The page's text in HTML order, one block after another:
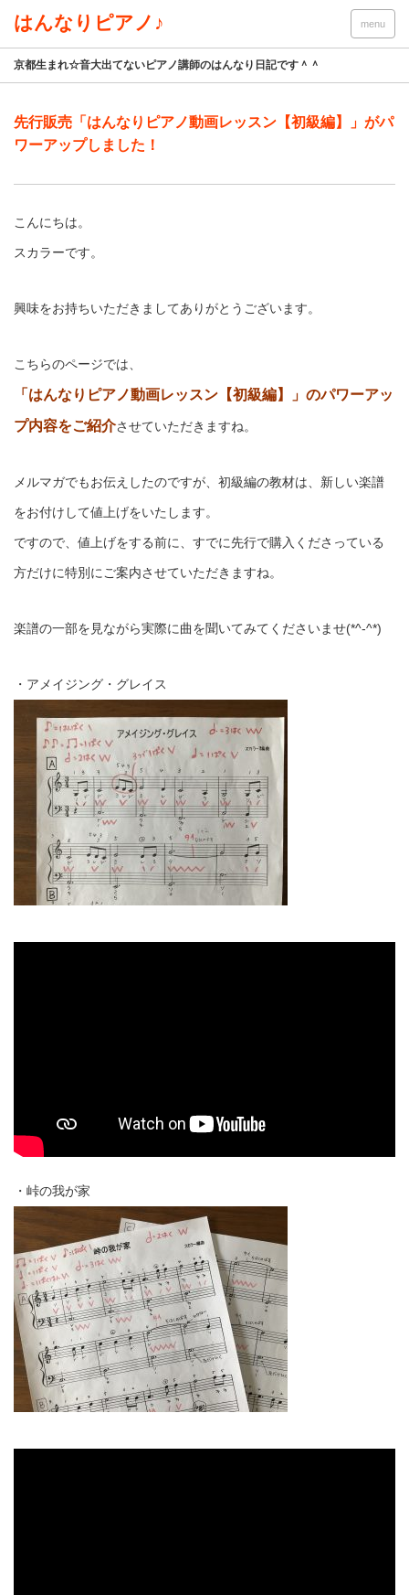
はんなりピアノ♪ menu
京都生まれ☆音大出てないピアノ講師のはんなり日記です＾＾
先行販売「はんなりピアノ動画レッスン【初級編】」がパ
ワーアップしました！
こんにちは。
スカラーです。
興味をお持ちいただきましてありがとうございます。
こちらのページでは、
「はんなりピアノ動画レッスン【初級編】」のパワーアッ
プ内容をご紹介させていただきますね。
メルマガでもお伝えしたのですが、初級編の教材は、新しい楽譜
をお付けして値上げをいたします。
ですので、値上げをする前に、すでに先行で購入くださっている
方だけに特別にご案内させていただきますね。
楽譜の一部を見ながら実際に曲を聞いてみてくださいませ(*^-^*)
・アメイジング・グレイス
・峠の我が家